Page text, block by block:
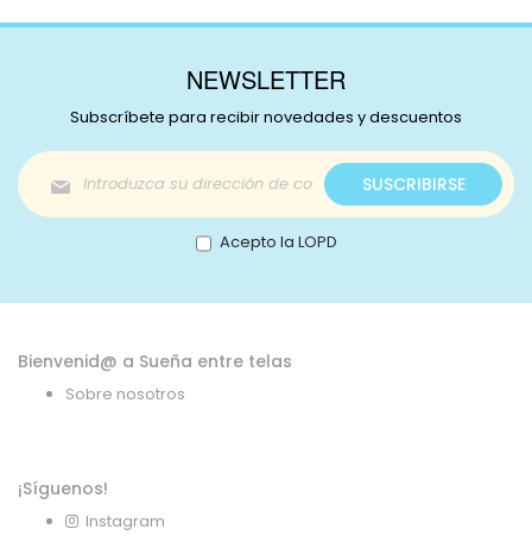
NEWSLETTER
Subscríbete para recibir novedades y descuentos
Inscríbase
a
nuestro
boletín
de
SUSCRIBIRSE
Acepto la LOPD
Bienvenid@ a Sueña entre telas
Sobre nosotros
¡Síguenos!
Instagram